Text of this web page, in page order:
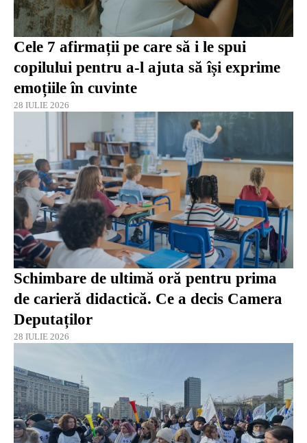
Cele 7 afirmații pe care să i le spui
copilului pentru a-l ajuta să își exprime
emoțiile în cuvinte
28 IULIE 2026
Schimbare de ultimă oră pentru prima
de carieră didactică. Ce a decis Camera
Deputaților
28 IULIE 2026